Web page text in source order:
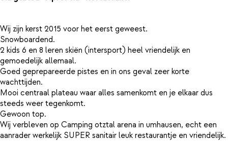
Wij zijn kerst 2015 voor het eerst geweest.
Snowboardend.
2 kids 6 en 8 leren skiën (intersport) heel vriendelijk en
gemoedelijk allemaal.
Goed geprepareerde pistes en in ons geval zeer korte
wachttijden.
Mooi centraal plateau waar alles samenkomt en je elkaar dus
steeds weer tegenkomt.
Gewoon top.
Wij verbleven op Camping otztal arena in umhausen, echt een
aanrader werkelijk SUPER sanitair leuk restaurantje en vriendelijk.